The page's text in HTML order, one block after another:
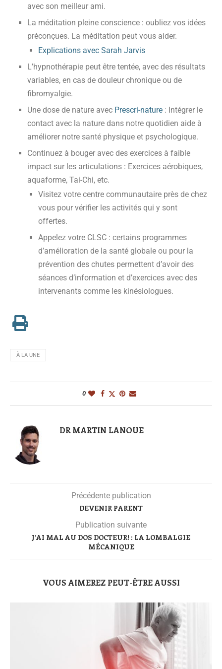
avec son meilleur ami.
La méditation pleine conscience : oubliez vos idées
préconçues. La méditation peut vous aider.
Explications avec Sarah Jarvis
L’hypnothérapie peut être tentée, avec des résultats
variables, en cas de douleur chronique ou de
fibromyalgie.
Une dose de nature avec Prescri-nature : Intégrer le
contact avec la nature dans notre quotidien aide à
améliorer notre santé physique et psychologique.
Continuez à bouger avec des exercices à faible
impact sur les articulations : Exercices aérobiques,
aquaforme, Tai-Chi, etc.
Visitez votre centre communautaire près de chez
vous pour vérifier les activités qui y sont
offertes.
Appelez votre CLSC : certains programmes
d’amélioration de la santé globale ou pour la
prévention des chutes permettent d’avoir des
séances d’information et d’exercices avec des
intervenants comme les kinésiologues.
À LA UNE
0
DR MARTIN LANOUE
Précédente publication
DEVENIR PARENT
Publication suivante
J’AI MAL AU DOS DOCTEUR! : LA LOMBALGIE
MÉCANIQUE
VOUS AIMEREZ PEUT-ÊTRE AUSSI